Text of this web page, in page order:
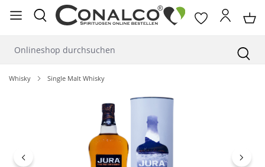
springen
Whisky Single Malt Whisky